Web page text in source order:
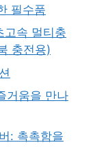
필수품
고속 멀티충
충전용)
거움을 만나
: 촉촉함을